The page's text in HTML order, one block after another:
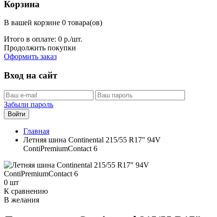
Корзина
В вашей корзине 0 товара(ов)
Итого в оплате: 0 р./шт.
Продолжить покупки
Оформить заказ
Вход на сайт
Забыли пароль
Войти
Главная
Летняя шина Continental 215/55 R17" 94V
ContiPremiumContact 6
0 шт
К сравнению
В желания